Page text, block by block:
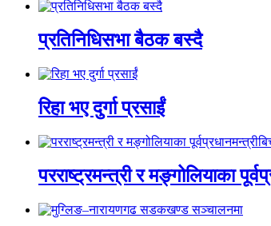
प्रतिनिधिसभा बैठक बस्दै
रिहा भए दुर्गा प्रसाईं
परराष्ट्रमन्त्री र मङ्गोलियाका